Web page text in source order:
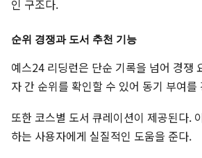
인 구조다.
순위 경쟁과 도서 추천 기능
예스24 리딩런은 단순 기록을 넘어 경쟁
자 간 순위를 확인할 수 있어 동기 부여를
또한 코스별 도서 큐레이션이 제공된다.
하는 사용자에게 실질적인 도움을 준다.